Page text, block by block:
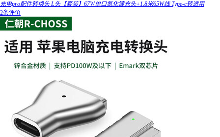
充电pro配件转换头 L头【套装】67W单口氮化镓充头+1.8米65W线 Type-c转适用
2条评价